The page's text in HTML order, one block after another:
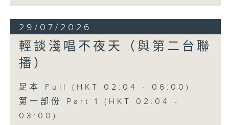
29/07/2026
輕談淺唱不夜天（與第二台聯
播）
足本 Full (HKT 02:04 - 06:00)
第一部份 Part 1 (HKT 02:04 -
03:00)